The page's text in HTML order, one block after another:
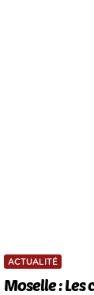
ACTUALITÉ
Moselle : Les